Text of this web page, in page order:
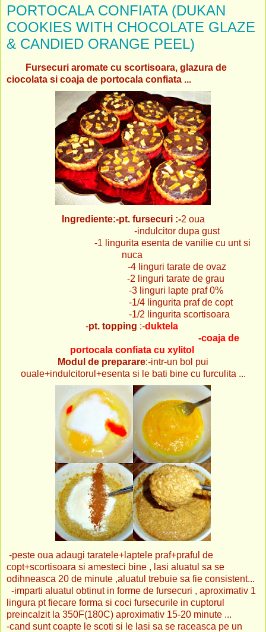
PORTOCALA CONFIATA (DUKAN
COOKIES WITH CHOCOLATE GLAZE
& CANDIED ORANGE PEEL)
Fursecuri aromate cu scortisoara, glazura de
ciocolata si coaja de portocala confiata ...
Ingrediente:-pt. fursecuri :-2 oua
-indulcitor dupa gust
-1 lingurita esenta de vanilie cu unt si
nuca
-4 linguri tarate de ovaz
-2 linguri tarate de grau
-3 linguri lapte praf 0%
-1/4 lingurita praf de copt
-1/2 lingurita scortisoara
-pt. topping :-duktela
-coaja de
portocala confiata cu xylitol
Modul de preparare:-intr-un bol pui
ouale+indulcitorul+esenta si le bati bine cu furculita ...
-peste oua adaugi taratele+laptele praf+praful de
copt+scortisoara si amesteci bine , lasi aluatul sa se
odihneasca 20 de minute ,aluatul trebuie sa fie consistent...
-imparti aluatul obtinut in forme de fursecuri , aproximativ 1
lingura pt fiecare forma si coci fursecurile in cuptorul
preincalzit la 350F(180C) aproximativ 15-20 minute ...
-cand sunt coapte le scoti si le lasi sa se raceasca pe un